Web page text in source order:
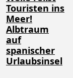
Touristen ins
Meer!
Albtraum
auf
spanischer
Urlaubsinsel